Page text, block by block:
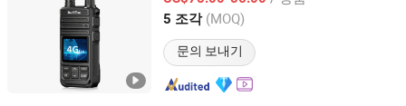
5 조각 (MOQ)
문의 보내기
Fujian, China 이후 2021